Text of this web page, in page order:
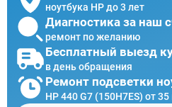
ноутбука HP до 3 лет
Диагностика за наш
ремонт по желанию
Бесплатный выезд
в день обращения
Ремонт подсветки
HP 440 G7 (150H7ES) от